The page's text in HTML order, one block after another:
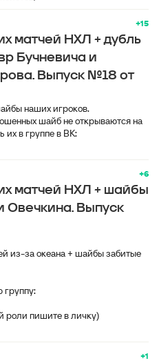
+15
матчей НХЛ + дубль
Бучневича и
Выпуск №18 от
наших игроков.
шайб не открываются на
их в группе в ВК:
+6
матчей НХЛ + шайбы
Овечкина. Выпуск
из-за океана + шайбы забитые
группу:
роли пишите в личку)
+1